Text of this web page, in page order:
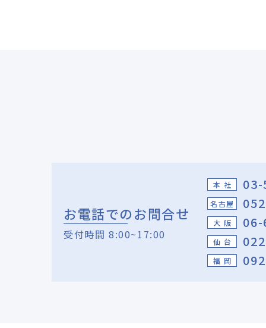
お電話でのお問合せ
受付時間 8:00~17:00
本 社
名古屋
大 阪
仙 台
福 岡